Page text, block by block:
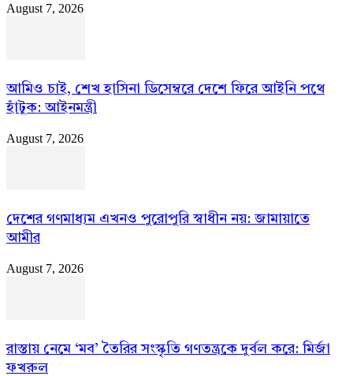
August 7, 2026
আমিও চাই, শেখ হাসিনা ডিসেম্বরে দেশে ফিরে আইনি পথে
হাঁটুক: আইনমন্ত্রী
August 7, 2026
দেশের গণমাধ্যম এখনও পুরোপুরি স্বাধীন নয়: জামায়াতে
আমীর
August 7, 2026
রাস্তায় নেমে ‘মব’ তৈরির সংস্কৃতি গণতন্ত্রকে দুর্বল করে: মির্জা
ফখরুল